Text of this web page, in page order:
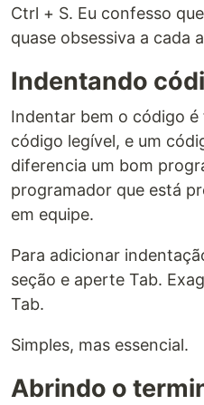
Ctrl + S. Eu confesso
quase obsessiva a cada
Indentando
Indentar bem o código
código legível, e um
diferencia um bom
programador que está
em equipe.
Para adicionar
seção e aperte Tab.
Tab.
Simples, mas essencial.
Abrindo o